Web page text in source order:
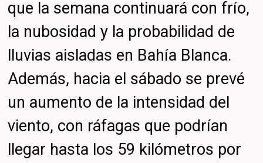
que la semana continuará con frío,
la nubosidad y la probabilidad de
lluvias aisladas en Bahía Blanca.
Además, hacia el sábado se prevé
un aumento de la intensidad del
viento, con ráfagas que podrían
llegar hasta los 59 kilómetros por